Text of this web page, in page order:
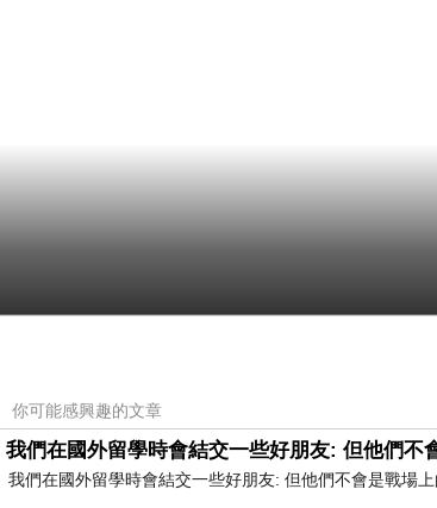
你可能感興趣的文章
我們在國外留學時會結交一些好朋友: 但他們不
我們在國外留學時會結交一些好朋友: 但他們不會是戰場